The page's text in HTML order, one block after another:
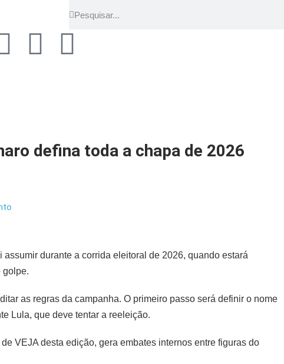
defina toda a chapa de 2026
durante a corrida eleitoral de 2026, quando estará
golpe.
as regras da campanha. O primeiro passo será definir o nome
Lula, que deve tentar a reeleição.
VEJA desta edição, gera embates internos entre figuras do